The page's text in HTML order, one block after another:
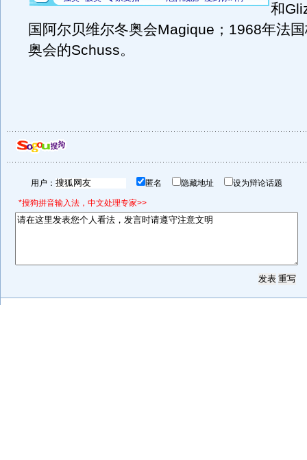
和
国阿尔贝维尔冬奥会Magique；1968年法
奥会的Schuss。
用户： 匿名 隐藏地址 设为辩论话题
*搜狗拼音输入法，中文处理专家>>